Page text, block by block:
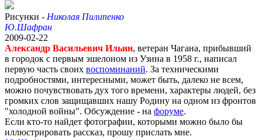
Рисунки - Николая Пилипенко
Ю.Шафран
2009-02-22
Александр Васильевич Ильин, ветеран Чагана, прибывший
в городок с первым эшелоном из Узина в 1958 г., написал
первую часть своих воспоминаний. За техническими
подробностями, интересными, может быть, далеко не всем,
можно почувствовать дух того времени, характеры людей, без
громких слов защищавших нашу Родину на одном из фронтов
"холодной войны". Обсуждение - на форуме.
Если кто-то найдет фотографии, которыми можно было бы
иллюстрировать рассказ, прошу прислать мне.